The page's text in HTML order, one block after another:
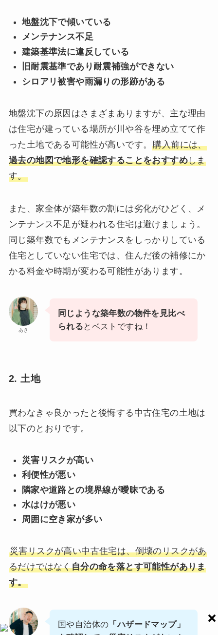
地盤沈下で傾いている
メンテナンス不足
建築基準法に違反している
旧耐震基準であり耐震補強ができない
シロアリ被害や雨漏りの形跡がある
地盤沈下の原因はさまざまありますが、主な理由
は住宅が建っている場所が川や谷を埋め立てて作
った土地である可能性が高いです。購入前には、
過去の地図で地形を確認することをおすすめしま
す。
また、家全体が築年数の割には劣化がひどく、メ
ンテナンス不足が疑われる住宅は避けましょう。
同じ築年数でもメンテナンスをしっかりしている
住宅としていない住宅では、住んだ後の補修にか
かる料金や時期が変わる可能性があります。
あき
同じような築年数の物件を見比べ
られる とベストですね！
2. 土地
買わなきゃ良かったと後悔する中古住宅の土地は
以下のとおりです。
災害リスクが高い
利便性が悪い
隣家や道路との境界線が曖昧である
水はけが悪い
周囲に空き家が多い
災害リスクが高い中古住宅は、倒壊のリスクがあ
るだけではなく自分の命を落とす可能性がありま
す。
国や自治体の 「ハザードマップ」